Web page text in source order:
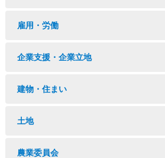
雇用・労働
企業支援・企業立地
建物・住まい
土地
農業委員会